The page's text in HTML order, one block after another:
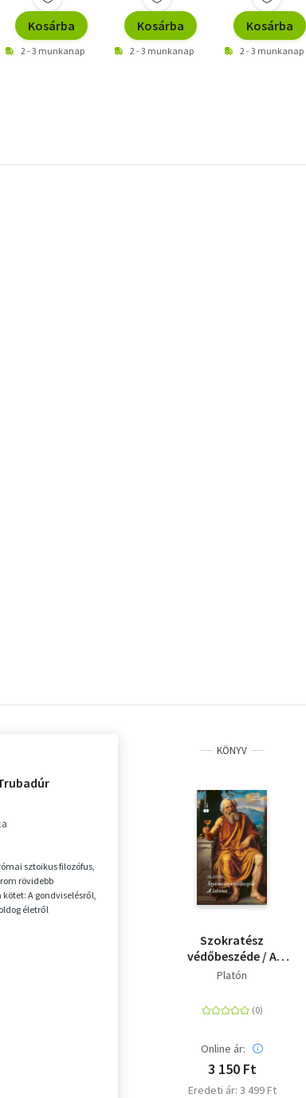
Kosárba
2 - 3 munkanap
Kosárba
2 - 3 munkanap
Kosárba
2 - 3 munkanap
sztoikus filozófus,
rövidebb
A gondviselésről,
életről
KÖNYV
Szokratész
védőbeszéde / A
lakoma - Élfestet
Platón
Online ár:
3 150 Ft
Eredeti ár: 3 499 Ft